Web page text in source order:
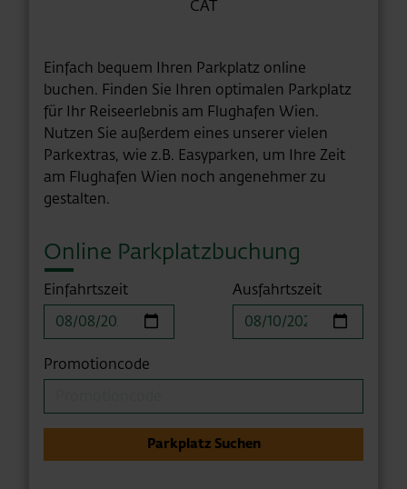
CAT
Einfach bequem Ihren Parkplatz online
buchen. Finden Sie Ihren optimalen Parkplatz
für Ihr Reiseerlebnis am Flughafen Wien.
Nutzen Sie außerdem eines unserer vielen
Parkextras, wie z.B. Easyparken, um Ihre Zeit
am Flughafen Wien noch angenehmer zu
gestalten.
Online Parkplatzbuchung
Einfahrtszeit Ausfahrtszeit
Promotioncode
Parkplatz Suchen